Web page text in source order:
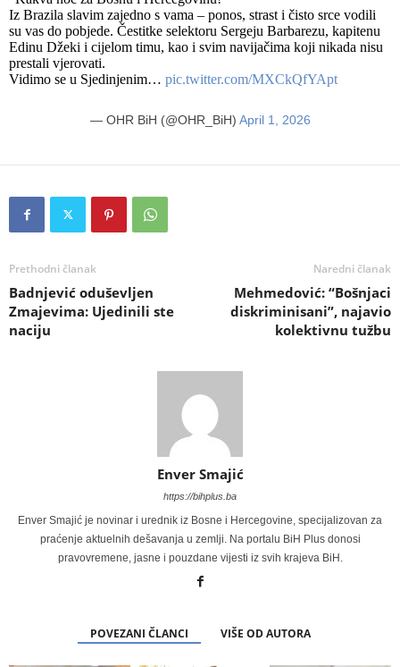
Iz Brazila slavim zajedno s vama – ponos, strast i čisto srce vodili
su vas do pobjede. Čestitke selektoru Sergeju Barbarezu, kapitenu
Edinu Džeki i cijelom timu, kao i svim navijačima koji nikada nisu
prestali vjerovati.
Vidimo se u Sjedinjenim… pic.twitter.com/MXCkQfYApt
— OHR BiH (@OHR_BiH) April 1, 2026
Prethodni članak
Badnjević oduševljen
Zmajevima: Ujedinili ste
naciju
Naredni članak
Mehmedović: “Bošnjaci
diskriminisani”, najavio
kolektivnu tužbu
Enver Smajić
https://bihplus.ba
Enver Smajić je novinar i urednik iz Bosne i Hercegovine, specijalizovan za
praćenje aktuelnih dešavanja u zemlji. Na portalu BiH Plus donosi
pravovremene, jasne i pouzdane vijesti iz svih krajeva BiH.
POVEZANI ČLANCI VIŠE OD AUTORA